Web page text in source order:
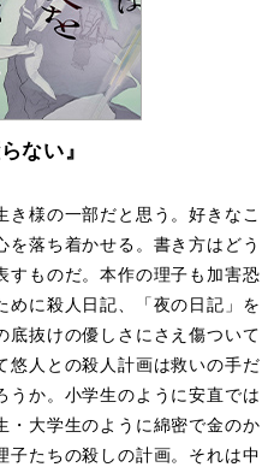
ない』
様の一部だと思う。好きなこ
を落ち着かせる。書き方はどう
すものだ。本作の理子も加害恐
めに殺人日記、「夜の日記」を
底抜けの優しさにさえ傷ついて
悠人との殺人計画は救いの手だ
うか。小学生のように安直では
・大学生のように綿密で金のか
子たちの殺しの計画。それは中